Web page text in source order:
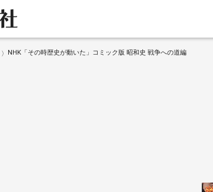
NHK「その時歴史が動いた」コミック版 昭和史 戦争への道編